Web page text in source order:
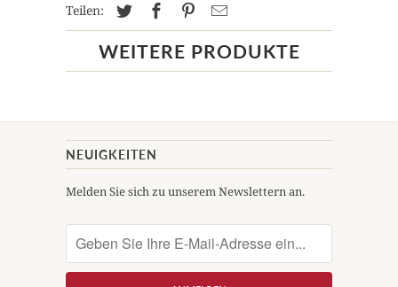
Teilen:
WEITERE PRODUKTE
NEUIGKEITEN
Melden Sie sich zu unserem Newslettern an.